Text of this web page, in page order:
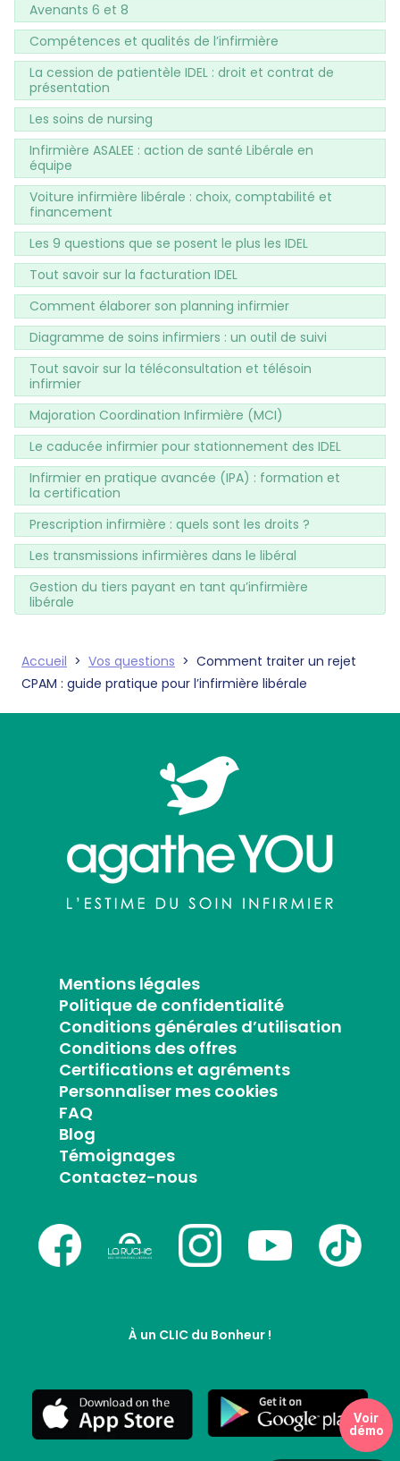
Avenants 6 et 8
Compétences et qualités de l’infirmière
La cession de patientèle IDEL : droit et contrat de
présentation
Les soins de nursing
Infirmière ASALEE : action de santé Libérale en
équipe
Voiture infirmière libérale : choix, comptabilité et
financement
Les 9 questions que se posent le plus les IDEL
Tout savoir sur la facturation IDEL
Comment élaborer son planning infirmier
Diagramme de soins infirmiers : un outil de suivi
Tout savoir sur la téléconsultation et télésoin
infirmier
Majoration Coordination Infirmière (MCI)
Le caducée infirmier pour stationnement des IDEL
Infirmier en pratique avancée (IPA) : formation et
la certification
Prescription infirmière : quels sont les droits ?
Les transmissions infirmières dans le libéral
Gestion du tiers payant en tant qu’infirmière
libérale
Accueil > Vos questions > Comment traiter un rejet
CPAM : guide pratique pour l’infirmière libérale
Voir
démo
Mentions légales
Politique de confidentialité
Conditions générales d’utilisation
Conditions des offres
Certifications et agréments
Personnaliser mes cookies
FAQ
Blog
Témoignages
Contactez-nous
À un CLIC du Bonheur !